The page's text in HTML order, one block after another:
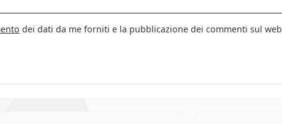
dei dati da me forniti e la pubblicazione dei commenti sul web